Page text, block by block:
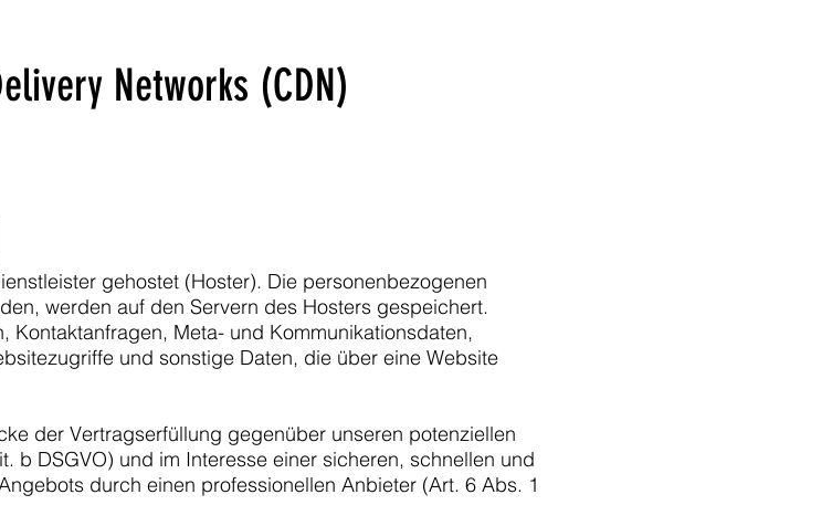
Networks (CDN)
gehostet (Hoster). Die personenbezogenen
werden auf den Servern des Hosters gespeichert.
Kontaktanfragen, Meta- und Kommunikationsdaten,
und sonstige Daten, die über eine Website
der Vertragserfüllung gegenüber unseren potenziellen
b DSGVO) und im Interesse einer sicheren, schnellen und
durch einen professionellen Anbieter (Art. 6 Abs. 1